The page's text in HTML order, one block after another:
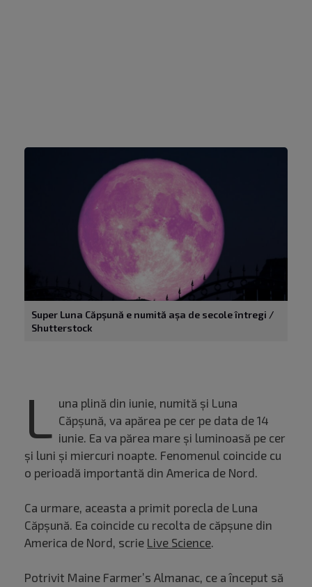
Super Luna Căpșună e numită așa de secole întregi /
Shutterstock
L una plină din iunie, numită și Luna
Căpșună, va apărea pe cer pe data de 14
iunie. Ea va părea mare și luminoasă pe cer
și luni și miercuri noapte. Fenomenul coincide cu
o perioadă importantă din America de Nord.
Ca urmare, aceasta a primit porecla de Luna
Căpșună. Ea coincide cu recolta de căpșune din
America de Nord, scrie Live Science.
Potrivit Maine Farmer’s Almanac, ce a început să